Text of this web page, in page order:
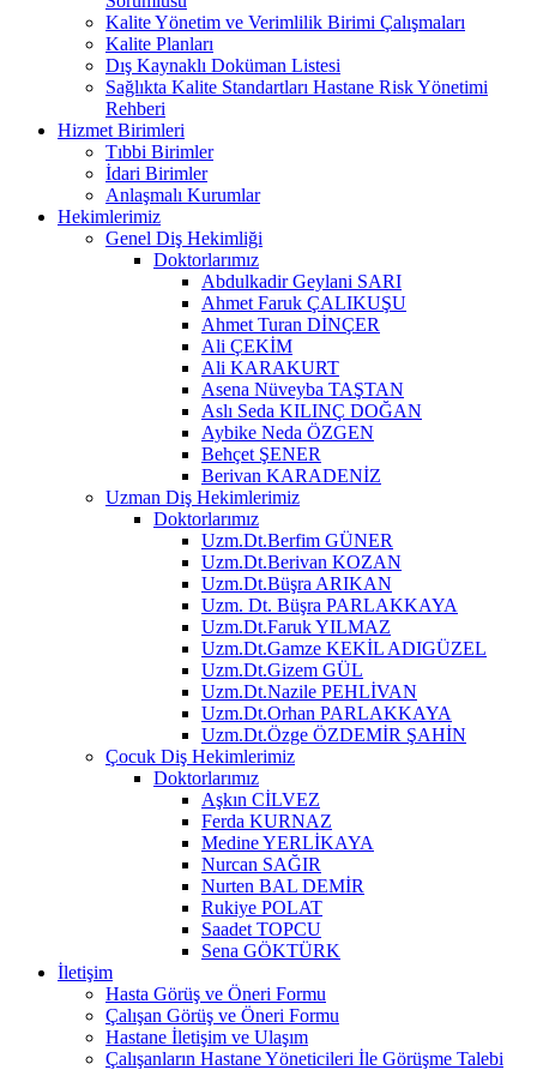
Kalite Yönetim ve Verimlilik Birimi Çalışmaları
Kalite Planları
Dış Kaynaklı Doküman Listesi
Sağlıkta Kalite Standartları Hastane Risk Yönetimi
Rehberi
Hizmet Birimleri
Tıbbi Birimler
İdari Birimler
Anlaşmalı Kurumlar
Hekimlerimiz
Genel Diş Hekimliği
Doktorlarımız
Abdulkadir Geylani SARI
Ahmet Faruk ÇALIKUŞU
Ahmet Turan DİNÇER
Ali ÇEKİM
Ali KARAKURT
Asena Nüveyba TAŞTAN
Aslı Seda KILINÇ DOĞAN
Aybike Neda ÖZGEN
Behçet ŞENER
Berivan KARADENİZ
Uzman Diş Hekimlerimiz
Doktorlarımız
Uzm.Dt.Berfim GÜNER
Uzm.Dt.Berivan KOZAN
Uzm.Dt.Büşra ARIKAN
Uzm. Dt. Büşra PARLAKKAYA
Uzm.Dt.Faruk YILMAZ
Uzm.Dt.Gamze KEKİL ADIGÜZEL
Uzm.Dt.Gizem GÜL
Uzm.Dt.Nazile PEHLİVAN
Uzm.Dt.Orhan PARLAKKAYA
Uzm.Dt.Özge ÖZDEMİR ŞAHİN
Çocuk Diş Hekimlerimiz
Doktorlarımız
Aşkın CİLVEZ
Ferda KURNAZ
Medine YERLİKAYA
Nurcan SAĞIR
Nurten BAL DEMİR
Rukiye POLAT
Saadet TOPCU
Sena GÖKTÜRK
İletişim
Hasta Görüş ve Öneri Formu
Çalışan Görüş ve Öneri Formu
Hastane İletişim ve Ulaşım
Çalışanların Hastane Yöneticileri İle Görüşme Talebi